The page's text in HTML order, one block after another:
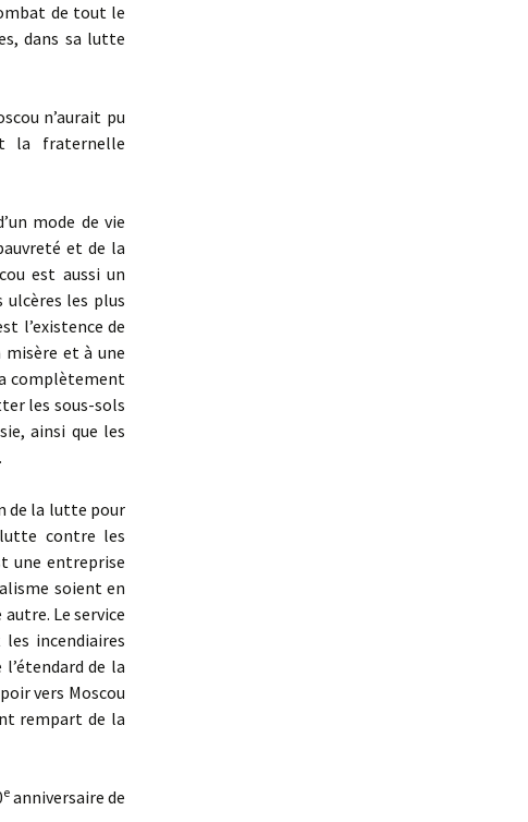
de tout le
dans sa lutte
n’aurait pu
la fraternelle
mode de vie
et de la
est aussi un
les plus
l’existence de
et à une
complètement
les sous-sols
ainsi que les
de la lutte pour
contre les
une entreprise
soient en
autre. Le service
incendiaires
de la
vers Moscou
rempart de la
eanniversaire de